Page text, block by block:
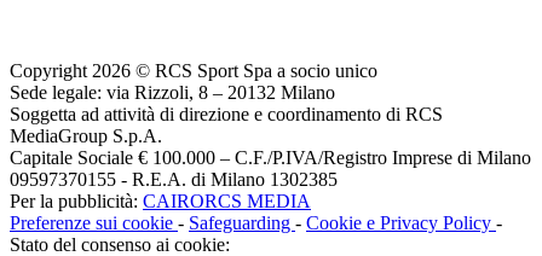
Copyright 2026 © RCS Sport Spa a socio unico
Sede legale: via Rizzoli, 8 – 20132 Milano
Soggetta ad attività di direzione e coordinamento di RCS
MediaGroup S.p.A.
Capitale Sociale € 100.000 – C.F./P.IVA/Registro Imprese di Milano
09597370155 - R.E.A. di Milano 1302385
Per la pubblicità: CAIRORCS MEDIA
Preferenze sui cookie - Safeguarding - Cookie e Privacy Policy -
Stato del consenso ai cookie: